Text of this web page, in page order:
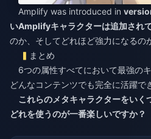
Amplify was introduced in
いAmplifyキャラクターは追加され
のか、そしてどれほど強力になるの
まとめ
6つの属性すべてにおいて最強の
どんなコンテンツでも完全に活躍で
これらのメタキャラクターをいく
どれを使うのが一番楽しいですか？